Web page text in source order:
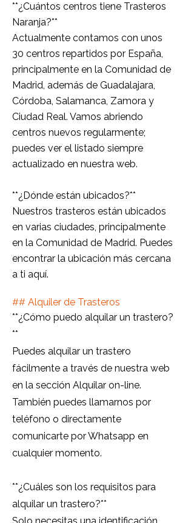
**¿Cuántos centros tiene Trasteros
Naranja?**
Actualmente contamos con unos
30 centros repartidos por España,
principalmente en la Comunidad de
Madrid, además de Guadalajara,
Córdoba, Salamanca, Zamora y
Ciudad Real. Vamos abriendo
centros nuevos regularmente;
puedes ver el listado siempre
actualizado en nuestra web.
**¿Dónde están ubicados?**
Nuestros trasteros están ubicados
en varias ciudades, principalmente
en la Comunidad de Madrid. Puedes
encontrar la ubicación más cercana
a ti aquí.
## Alquiler de Trasteros
**¿Cómo puedo alquilar un trastero?
**
Puedes alquilar un trastero
fácilmente a través de nuestra web
en la sección Alquilar on-line.
También puedes llamarnos por
teléfono o directamente
comunicarte por Whatsapp en
cualquier momento.
**¿Cuáles son los requisitos para
alquilar un trastero?**